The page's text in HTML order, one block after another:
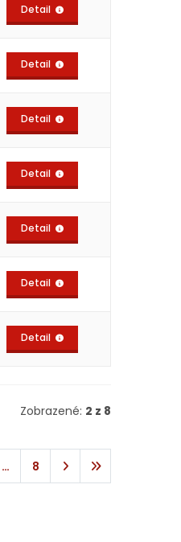
Detail
Detail
Detail
Detail
Detail
Detail
Detail
Zobrazené: 2 z 8
… 8